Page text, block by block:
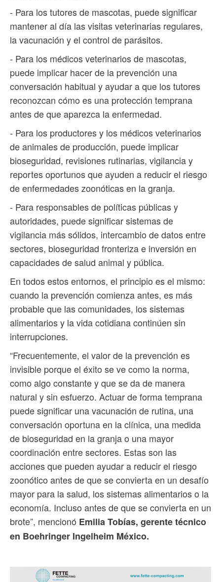
- Para los tutores de mascotas, puede significar
mantener al día las visitas veterinarias regulares,
la vacunación y el control de parásitos.
- Para los médicos veterinarios de mascotas,
puede implicar hacer de la prevención una
conversación habitual y ayudar a que los tutores
reconozcan cómo es una protección temprana
antes de que aparezca la enfermedad.
- Para los productores y los médicos veterinarios
de animales de producción, puede implicar
bioseguridad, revisiones rutinarias, vigilancia y
reportes oportunos que ayuden a reducir el riesgo
de enfermedades zoonóticas en la granja.
- Para responsables de políticas públicas y
autoridades, puede significar sistemas de
vigilancia más sólidos, intercambio de datos entre
sectores, bioseguridad fronteriza e inversión en
capacidades de salud animal y pública.
En todos estos entornos, el principio es el mismo:
cuando la prevención comienza antes, es más
probable que las comunidades, los sistemas
alimentarios y la vida cotidiana continúen sin
interrupciones.
“Frecuentemente, el valor de la prevención es
invisible porque el éxito se ve como la norma,
como algo constante y que se da de manera
natural y sin esfuerzo. Actuar de forma temprana
puede significar una vacunación de rutina, una
conversación oportuna en la clínica, una medida
de bioseguridad en la granja o una mayor
coordinación entre sectores. Estas son las
acciones que pueden ayudar a reducir el riesgo
zoonótico antes de que se convierta en un desafío
mayor para la salud, los sistemas alimentarios o la
economía. Incluso antes de que se convierta en un
brote”, mencionó Emilia Tobías, gerente técnico
en Boehringer Ingelheim México.